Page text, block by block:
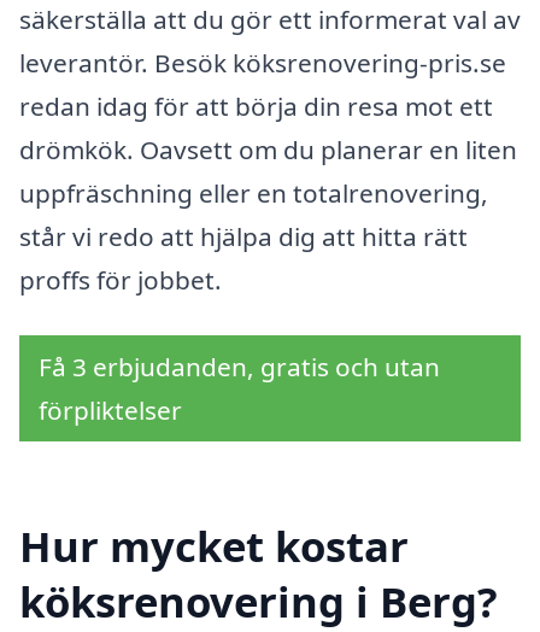
säkerställa att du gör ett informerat val av
leverantör. Besök köksrenovering-pris.se
redan idag för att börja din resa mot ett
drömkök. Oavsett om du planerar en liten
uppfräschning eller en totalrenovering,
står vi redo att hjälpa dig att hitta rätt
proffs för jobbet.
Få 3 erbjudanden, gratis och utan
förpliktelser
Hur mycket kostar
köksrenovering i Berg?